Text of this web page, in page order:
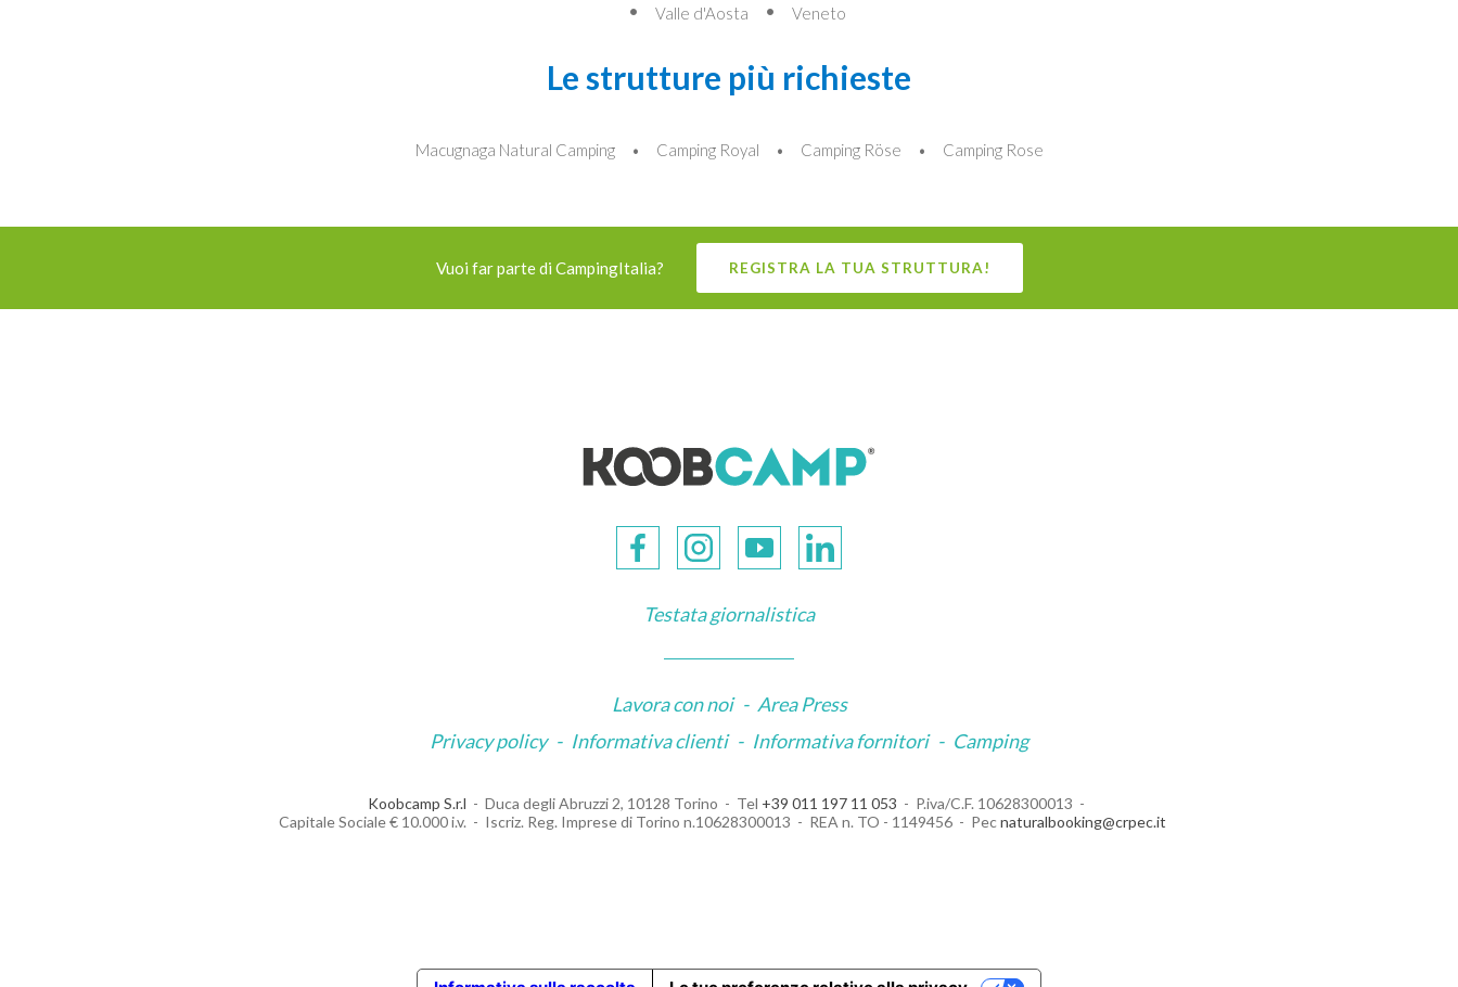
Valle d'Aosta
Veneto
Le strutture più richieste
Macugnaga Natural Camping Camping Royal Camping Röse Camping Rose
Vuoi far parte di CampingItalia? REGISTRA LA TUA STRUTTURA!
Testata giornalistica
Lavora con noi - Area Press
Privacy policy - Informativa clienti - Informativa fornitori - Camping
Koobcamp S.r.l Duca degli Abruzzi 2, 10128 Torino Tel +39 011 197 11 053
P.iva/C.F. 10628300013
Capitale Sociale € 10.000 i.v.
Iscriz. Reg. Imprese di Torino n.10628300013 REA n. TO - 1149456 Pecnaturalbooking@crpec.it